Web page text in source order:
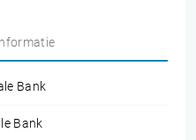
Bank
Bank